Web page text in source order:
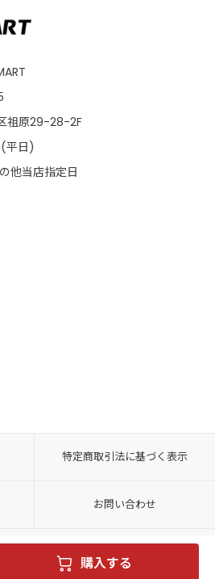
購入する
祖原29-28-2F
平日)
他当店指定日
特定商取引法に基づく表示
お問い合わせ
LTD. ALL RIGHTS RESERVED.